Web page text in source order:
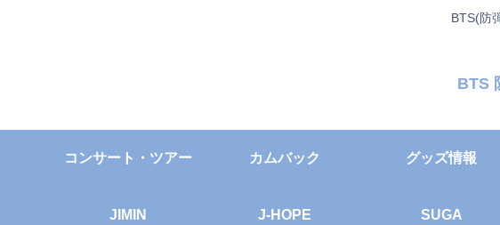
BTS(防
BTS
コンサート・ツアー カムバック グッズ情報
JIMIN J-HOPE SUGA